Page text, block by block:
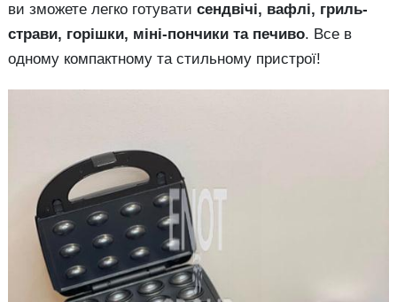
ви зможете легко готувати сендвічі, вафлі, гриль-
страви, горішки, міні-пончики та печиво. Все в
одному компактному та стильному пристрої!